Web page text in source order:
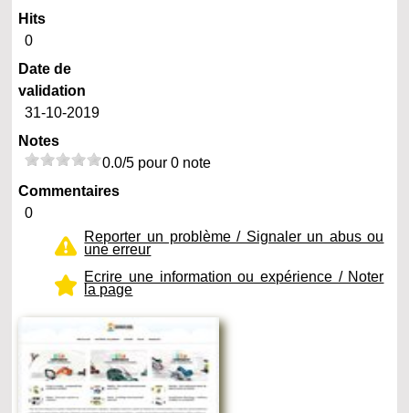
Hits
0
Date de
validation
31-10-2019
Notes
0.0/5 pour 0 note
Commentaires
0
Reporter un problème / Signaler un abus ou
une erreur
Ecrire une information ou expérience / Noter
la page